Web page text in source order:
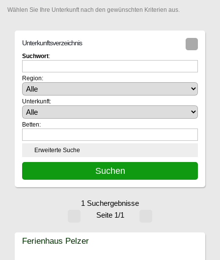
Wählen Sie Ihre Unterkunft nach den gewünschten Kriterien aus.
Unterkunftsverzeichnis
Suchwort:
Region:
Unterkunft:
Betten:
Erweiterte Suche
1 Suchergebnisse
Seite 1/1
Ferienhaus Pelzer